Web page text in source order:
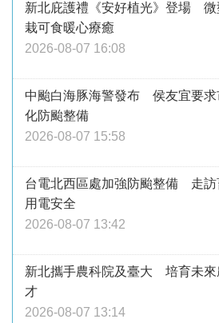
新北庇護禮《安好植光》登場 微
栽可食暖心療癒
2026-08-07 16:08
中颱白海豚海警發布 侯友宜要求
化防颱整備
2026-08-07 15:58
台電北西區處加強防颱整備 走訪
用電安全
2026-08-07 13:42
新北攜手農科院及臺大 培育未來
才
2026-08-07 13:14